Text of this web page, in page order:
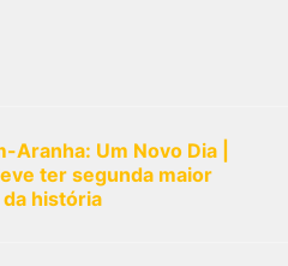
Aranha: Um Novo Dia |
ter segunda maior
história